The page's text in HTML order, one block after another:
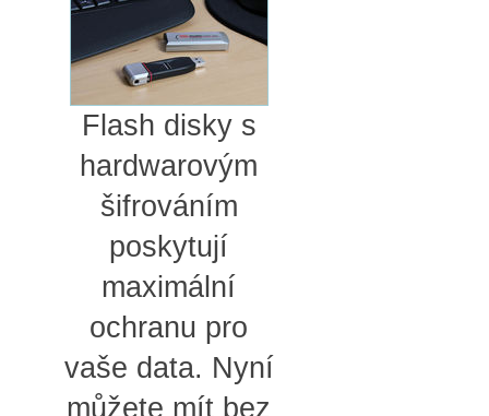
Flash disky s
hardwarovým
šifrováním
poskytují
maximální
ochranu pro
vaše data. Nyní
můžete mít bez